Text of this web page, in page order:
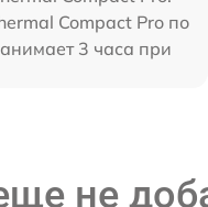
Compact Pro по
3 часа при
не